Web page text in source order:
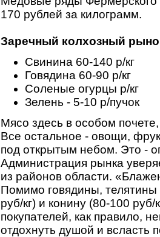
170 рублей за килограмм.
Заречный колхозный
Свинина 60-140 р/кг
Говядина 60-90 р/кг
Соленые огурцы р/кг
Зелень - 5-10 р/пучок
Мясо здесь в особом
Все остальное - овощи,
под открытым небом. Это -
Администрация рынка
из районов области.
Помимо говядины,
руб/кг) и конину (80-100 руб/
покупателей, как правило,
отдохнуть душой и всласть